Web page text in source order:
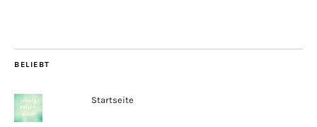
BELIEBT
Startseite